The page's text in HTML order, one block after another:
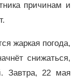
причинам и
жаркая погода,
снижаться,
Завтра, 22 мая